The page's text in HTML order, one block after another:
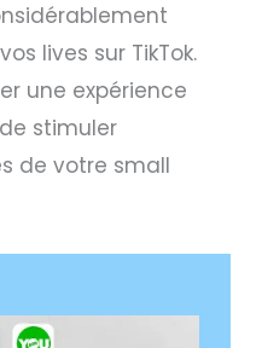
lives sur TikTok.
une expérience
stimuler
de votre small